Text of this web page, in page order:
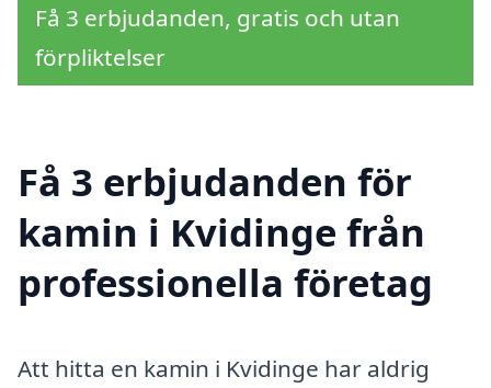
Få 3 erbjudanden, gratis och utan
förpliktelser
Få 3 erbjudanden för
kamin i Kvidinge från
professionella företag
Att hitta en kamin i Kvidinge har aldrig